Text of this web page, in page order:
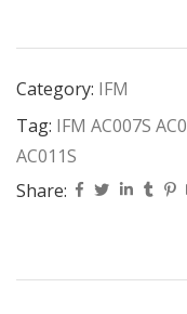
Category: IFM
Tag: IFM AC007S
AC011S
Share: